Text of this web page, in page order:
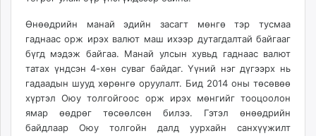
mglradio.com
fact.mn
itoim.mn
tumen.mn
shuum.mn
times.mn
tvmongolia.mn
mass.mn
Өнөөдрийн манай эдийн засагт мөнгө тэр тусмаа
гаднаас орж ирэх валют маш ихээр дутагдалтай байгааг
бүгд мэдэж байгаа. Манай улсын хувьд гаднаас валют
татах үндсэн 4-хөн суваг байдаг. Үүний нэг дүгээрх нь
гадаадын шууд хөрөнгө оруулалт. Бид 2014 оны төсөвөө
хүртэл Оюу толгойгоос орж ирэх мөнгийг тооцоолон
ямар өөдрөг төсөөлсөн билээ. Гэтэл өнөөдрийн
байдлаар Оюу толгойн далд уурхайн санхүүжилт